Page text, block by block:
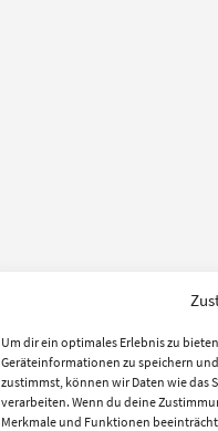
Um dir ein optimales Erlebnis zu
Geräteinformationen zu speichern
zustimmst, können wir Daten wie das
verarbeiten. Wenn du deine
Merkmale und Funktionen